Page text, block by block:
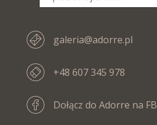
galeria@adorre.pl
+48 607 345 978
Dołącz do Adorre na FB